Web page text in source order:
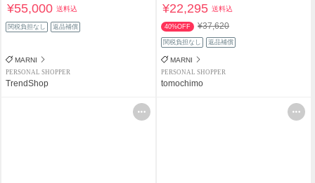
¥55,000送料込
関税負担なし 返品補償
MARNI
PERSONAL SHOPPER
TrendShop
¥22,295送料込
40%OFF ¥37,620
関税負担なし 返品補償
MARNI
PERSONAL SHOPPER
tomochimo